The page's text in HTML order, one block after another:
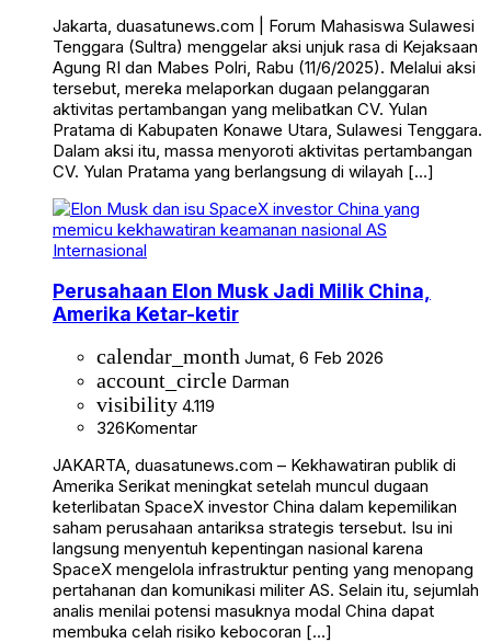
Jakarta, duasatunews.com | Forum Mahasiswa Sulawesi
Tenggara (Sultra) menggelar aksi unjuk rasa di Kejaksaan
Agung RI dan Mabes Polri, Rabu (11/6/2025). Melalui aksi
tersebut, mereka melaporkan dugaan pelanggaran
aktivitas pertambangan yang melibatkan CV. Yulan
Pratama di Kabupaten Konawe Utara, Sulawesi Tenggara.
Dalam aksi itu, massa menyoroti aktivitas pertambangan
CV. Yulan Pratama yang berlangsung di wilayah […]
Internasional
Perusahaan Elon Musk Jadi Milik China,
Amerika Ketar-ketir
calendar_month Jumat, 6 Feb 2026
account_circle Darman
visibility 4.119
326Komentar
JAKARTA, duasatunews.com – Kekhawatiran publik di
Amerika Serikat meningkat setelah muncul dugaan
keterlibatan SpaceX investor China dalam kepemilikan
saham perusahaan antariksa strategis tersebut. Isu ini
langsung menyentuh kepentingan nasional karena
SpaceX mengelola infrastruktur penting yang menopang
pertahanan dan komunikasi militer AS. Selain itu, sejumlah
analis menilai potensi masuknya modal China dapat
membuka celah risiko kebocoran […]